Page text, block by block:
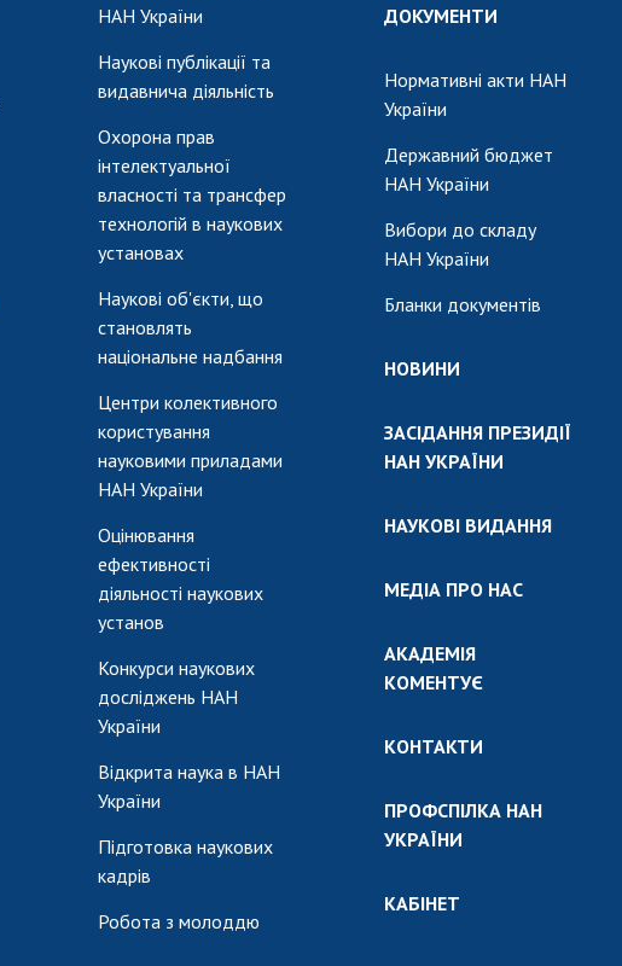
НАН України
Наукові публікації та
видавнича діяльність
Охорона прав
інтелектуальної
власності та трансфер
технологій в наукових
установах
Наукові об'єкти, що
становлять
національне надбання
Центри колективного
користування
науковими приладами
НАН України
Оцінювання
ефективності
діяльності наукових
установ
Конкурси наукових
досліджень НАН
України
Відкрита наука в НАН
України
Підготовка наукових
кадрів
Робота з молоддю
ДОКУМЕНТИ
Нормативні акти НАН
України
Державний бюджет
НАН України
Вибори до складу
НАН України
Бланки документів
НОВИНИ
ЗАСІДАННЯ ПРЕЗИДІЇ
НАН УКРАЇНИ
НАУКОВІ ВИДАННЯ
МЕДІА ПРО НАС
АКАДЕМІЯ
КОМЕНТУЄ
КОНТАКТИ
ПРОФСПІЛКА НАН
УКРАЇНИ
КАБІНЕТ